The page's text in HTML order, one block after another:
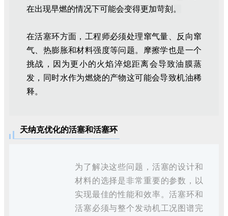
在出现早燃的情况下可能会变得更加苛刻。
在活塞环方面，工程师必须处理窜气量、反向窜
气、热膨胀和材料强度等问题。摩擦学也是一个
挑战，因为更小的火焰淬熄距离会导致油膜蒸
发，同时水作为燃烧的产物这可能会导致机油稀
释。
天纳克优化的活塞和活塞环
为了解决这些问题，活塞的设计和
材料的选择是非常重要的参数，以
实现最佳的性能和效率。活塞环和
活塞必须与整个发动机工况图谱完